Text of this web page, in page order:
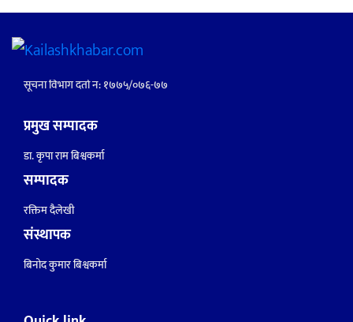
सूचना विभाग दर्ता नं: १७७५/०७६-७७
प्रमुख सम्पादक
डा. कृपा राम बिश्वकर्मा
सम्पादक
रक्तिम दैलेखी
संस्थापक
बिनोद कुमार बिश्वकर्मा